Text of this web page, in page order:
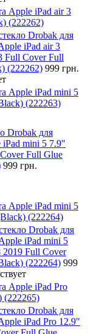
Apple iPad air 3
(222262)
Drobak для
iPad air 3
Full Cover Full
(222262) 999 грн.
Apple iPad mini 5
(222263)
Drobak для
mini 5 7.9"
Full Glue
999 грн.
Apple iPad mini 5
(222264)
Drobak для
iPad mini 5
2019 Full Cover
(222264) 999
Apple iPad Pro
(222265)
Drobak для
iPad Pro 12.9"